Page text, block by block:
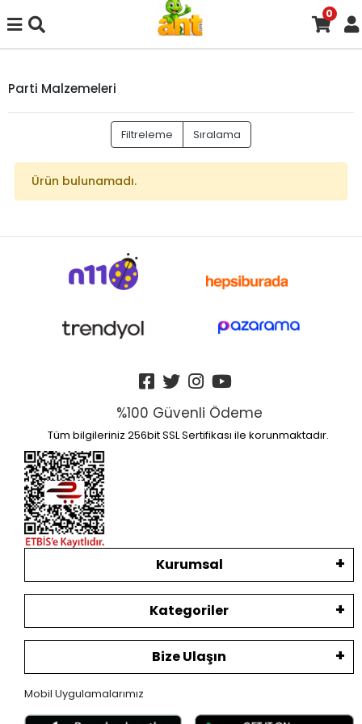
0
Parti Malzemeleri
Filtreleme Sıralama
Ürün bulunamadı.
%100 Güvenli Ödeme
Tüm bilgileriniz 256bit SSL Sertifikası ile korunmaktadır.
Kurumsal
Kategoriler
Bize Ulaşın
Mobil Uygulamalarımız